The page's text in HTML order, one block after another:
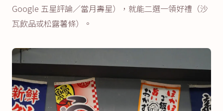
Google 五星評論／當月壽星），就能二選一領好禮（沙
瓦飲品或松露薯條）。